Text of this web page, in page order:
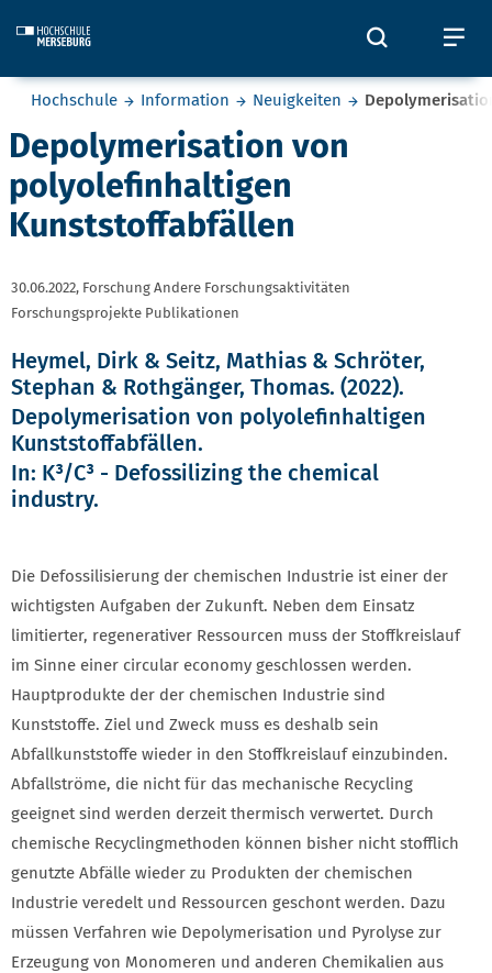
Öffnet
Sie befinden sich hier:
Hochschule Information Neuigkeiten
Depolymerisation von
polyolefinhaltigen
Kunststoffabfällen
30.06.2022, Forschung Andere Forschungsaktivitäten
Forschungsprojekte Publikationen
Heymel, Dirk & Seitz, Mathias & Schröter,
Stephan & Rothgänger, Thomas. (2022).
Depolymerisation von polyolefinhaltigen
Kunststoffabfällen.
In: K³/C³ - Defossilizing the chemical
industry.
Die Defossilisierung der chemischen Industrie ist einer der
wichtigsten Aufgaben der Zukunft. Neben dem Einsatz
limitierter, regenerativer Ressourcen muss der Stoffkreislauf
im Sinne einer circular economy geschlossen werden.
Hauptprodukte der der chemischen Industrie sind
Kunststoffe. Ziel und Zweck muss es deshalb sein
Abfallkunststoffe wieder in den Stoffkreislauf einzubinden.
Abfallströme, die nicht für das mechanische Recycling
geeignet sind werden derzeit thermisch verwertet. Durch
chemische Recyclingmethoden können bisher nicht stofflich
genutzte Abfälle wieder zu Produkten der chemischen
Industrie veredelt und Ressourcen geschont werden. Dazu
müssen Verfahren wie Depolymerisation und Pyrolyse zur
Erzeugung von Monomeren und anderen Chemikalien aus